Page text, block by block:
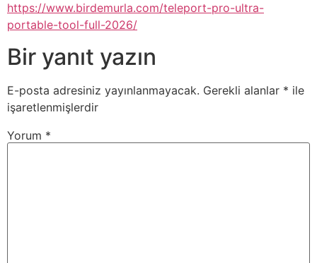
https://www.birdemurla.com/teleport-pro-ultra-
portable-tool-full-2026/
Bir yanıt yazın
E-posta adresiniz yayınlanmayacak. Gerekli alanlar * ile
işaretlenmişlerdir
Yorum *